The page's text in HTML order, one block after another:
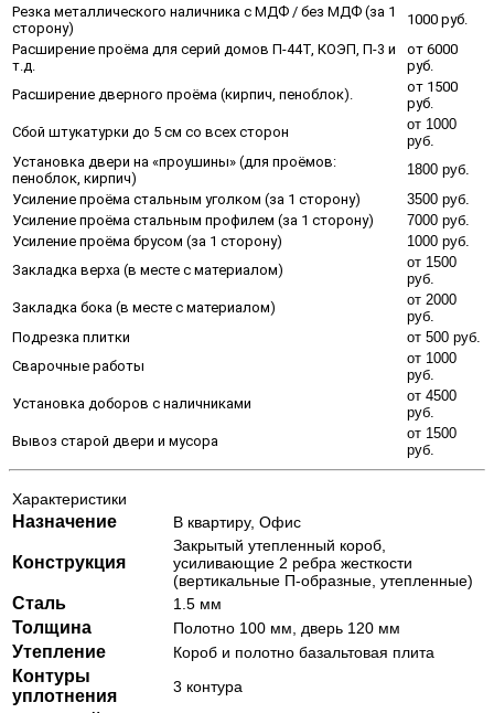
Резка металлического наличника с МДФ / без МДФ (за 1
сторону)
1000 руб.
Расширение проёма для серий домов П-44Т, КОЭП, П-3 и
т.д.
от 6000
руб.
Расширение дверного проёма (кирпич, пеноблок).
от 1500
руб.
Сбой штукатурки до 5 см со всех сторон
от 1000
руб.
Установка двери на «проушины» (для проёмов:
пеноблок, кирпич)
1800 руб.
Усиление проёма стальным уголком (за 1 сторону)
3500 руб.
Усиление проёма стальным профилем (за 1 сторону)
7000 руб.
Усиление проёма брусом (за 1 сторону)
1000 руб.
Закладка верха (в месте с материалом)
от 1500
руб.
Закладка бока (в месте с материалом)
от 2000
руб.
Подрезка плитки
от 500 руб.
Сварочные работы
от 1000
руб.
Установка доборов с наличниками
от 4500
руб.
Вывоз старой двери и мусора
от 1500
руб.
Характеристики
Назначение В квартиру, Офис
Конструкция
Закрытый утепленный короб,
усиливающие 2 ребра жесткости
(вертикальные П-образные, утепленные)
Сталь 1.5 мм
Толщина Полотно 100 мм, дверь 120 мм
Утепление Короб и полотно базальтовая плита
Контуры
уплотнения
3 контура